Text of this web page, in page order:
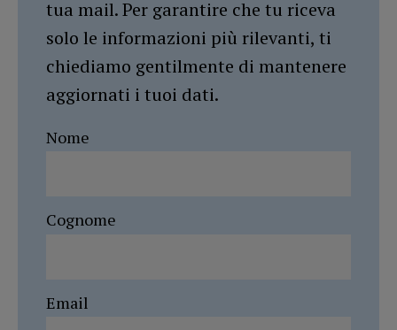
tua mail. Per garantire che tu riceva
solo le informazioni più rilevanti, ti
chiediamo gentilmente di mantenere
aggiornati i tuoi dati.
Nome
Cognome
Email